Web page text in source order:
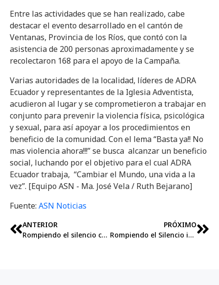
Entre las actividades que se han realizado, cabe
destacar el evento desarrollado en el cantón de
Ventanas, Provincia de los Ríos, que contó con la
asistencia de 200 personas aproximadamente y se
recolectaron 168 para el apoyo de la Campaña.
Varias autoridades de la localidad, líderes de ADRA
Ecuador y representantes de la Iglesia Adventista,
acudieron al lugar y se comprometieron a trabajar en
conjunto para prevenir la violencia física, psicológica
y sexual, para así apoyar a los procedimientos en
beneficio de la comunidad. Con el lema “Basta ya!! No
mas violencia ahora!!!” se busca alcanzar un beneficio
social, luchando por el objetivo para el cual ADRA
Ecuador trabaja, “Cambiar el Mundo, una vida a la
vez”. [Equipo ASN - Ma. José Vela / Ruth Bejarano]
Fuente: ASN Noticias
ANTERIOR
Rompiendo el silencio con gran movimiento en sur del Ecuador
PRÓXIMO
Rompiendo el Silencio impactó territorio de la Unión Peruana del Norte